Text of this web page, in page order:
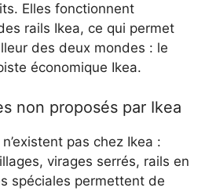
Elles fonctionnent
rails Ikea, ce qui permet
des deux mondes : le
économique Ikea.
non proposés par Ikea
pas chez Ikea :
virages serrés, rails en
spéciales permettent de